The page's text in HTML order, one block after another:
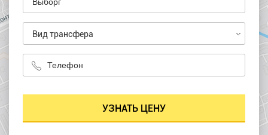
Вид трансфера